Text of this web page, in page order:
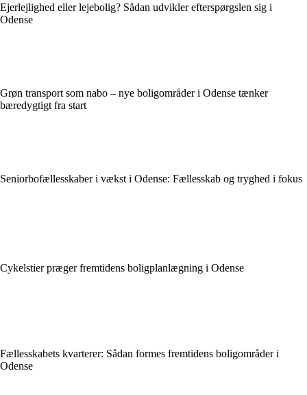
Ejerlejlighed eller lejebolig? Sådan udvikler efterspørgslen sig i
Odense
Grøn transport som nabo – nye boligområder i Odense tænker
bæredygtigt fra start
Seniorbofællesskaber i vækst i Odense: Fællesskab og tryghed i fokus
Cykelstier præger fremtidens boligplanlægning i Odense
Fællesskabets kvarterer: Sådan formes fremtidens boligområder i
Odense